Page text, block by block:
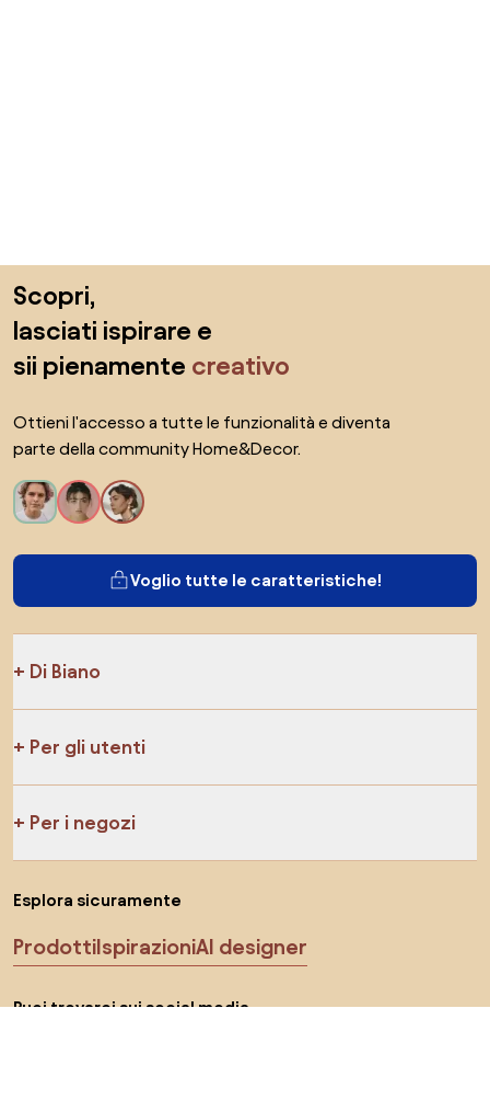
Scopri,
lasciati ispirare e
sii pienamente creativo
Ottieni l'accesso a tutte le funzionalità e diventa
parte della community Home&Decor.
Voglio tutte le caratteristiche!
Di Biano
Per gli utenti
Per i negozi
Esplora sicuramente
ProdottiIspirazioniAI designer
Puoi trovarci sui social media